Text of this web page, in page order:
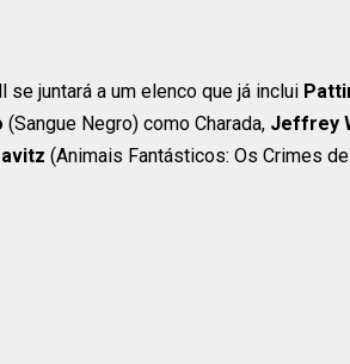
se juntará a um elenco que já inclui
(Sangue Negro) como Charada, Jeffrey
(Animais Fantásticos: Os Crimes